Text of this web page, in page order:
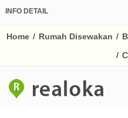
INFO DETAIL
Home / Rumah Disewakan /
/